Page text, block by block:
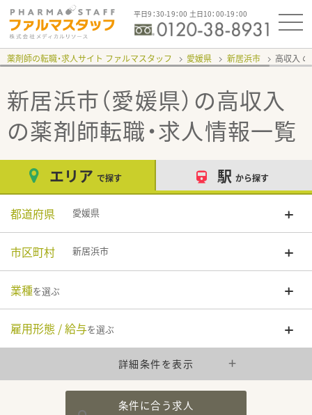
平日9：30-19：00 土日10：00-19：00
薬剤師の転職・求人サイト ファルマスタッフ 愛媛県 新居浜市 高収入
新居浜市（愛媛県）の高収入
の薬剤師転職・求人情報一覧
エリア で探す 駅 から探す
都道府県 愛媛県
市区町村 新居浜市
業種を選ぶ
雇用形態 / 給与を選ぶ
詳細条件を表示
条件に合う求人